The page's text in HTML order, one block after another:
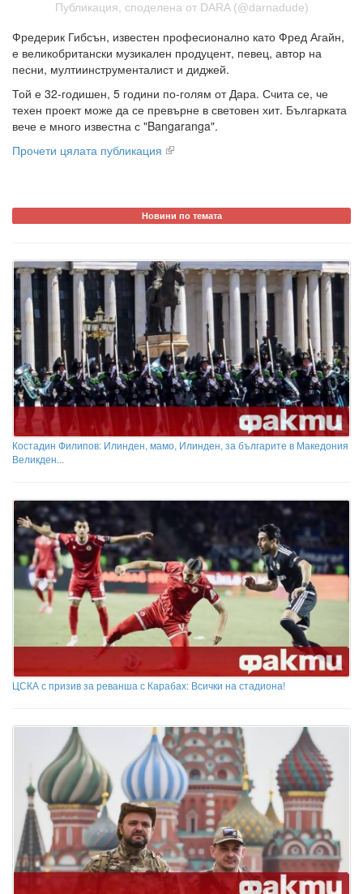
Публикация, споделена от DARA (@darnadude)
Фредерик Гибсън, известен професионално като Фред Агайн,
е великобритански музикален продуцент, певец, автор на
песни, мултиинструменталист и диджей.
Той е 32-годишен, 5 години по-голям от Дара. Счита се, че
техен проект може да се превърне в световен хит. Българката
вече е много известна с "Bangaranga".
Прочети цялата публикация
Новини по темата
Костадин Филипов: Илинден, мамо, Илинден, за българите в Македония
Великден...
ЦСКА с призив за реванша с Карабах: Всички на стадиона!